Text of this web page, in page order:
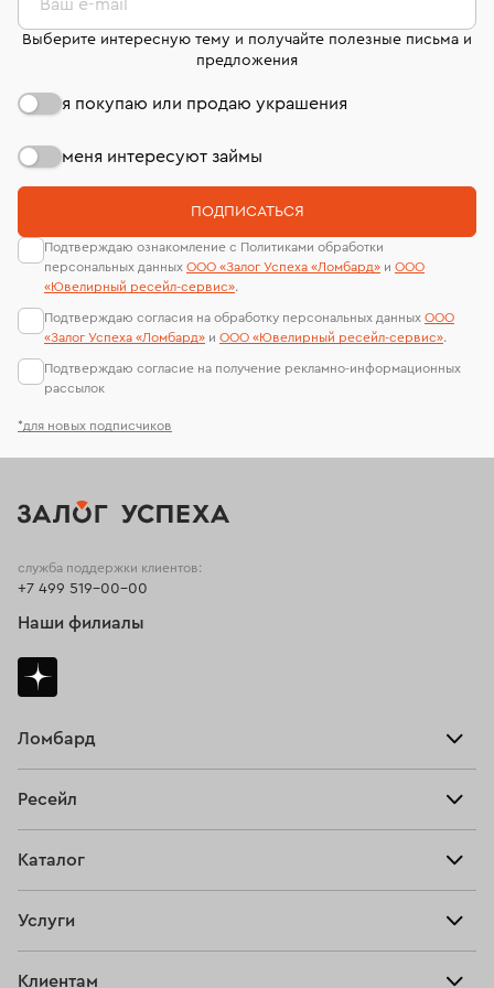
*для новых подписчиков
Ваш e-mail
Выберите интересную тему и получайте полезные письма и
предложения
я покупаю или продаю украшения
меня интересуют займы
ПОДПИСАТЬСЯ
Подтверждаю ознакомление с Политиками обработки
персональных данных ООО «Залог Успеха «Ломбард» и ООО
«Ювелирный ресейл-сервиc».
Подтверждаю согласия на обработку персональных данных ООО
«Залог Успеха «Ломбард» и ООО «Ювелирный ресейл-сервиc».
Подтверждаю согласие на получение рекламно-информационных
рассылок
Ломбард
Тарифы
Ресейл
Купить
Каталог
Услуги
Клиентам
служба поддержки клиентов:
+7 499 519-00-00
Наши филиалы